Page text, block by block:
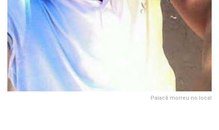
Paiacã morreu no local